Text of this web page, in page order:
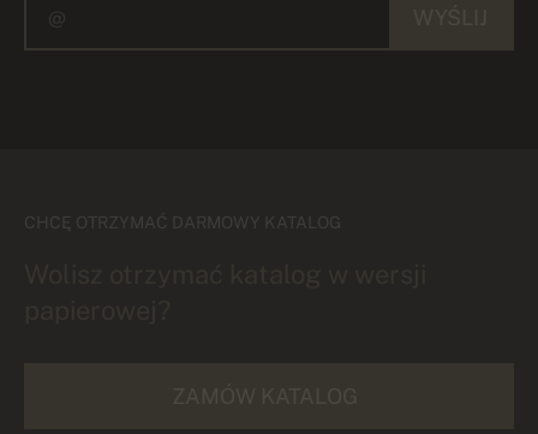
CHCĘ OTRZYMAĆ DARMOWY KATALOG